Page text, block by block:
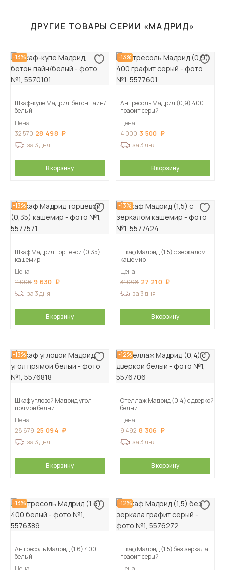
ДРУГИЕ ТОВАРЫ СЕРИИ «МАДРИД»
-13%
Шкаф-купе Мадрид, бетон пайн/
белый
Цена
32 570 28 498
за 3 дня
В корзину
-13%
Антресоль Мадрид (0,9) 400
графит серый
Цена
4 000 3 500
за 3 дня
В корзину
-13%
Шкаф Мадрид торцевой (0,35)
кашемир
Цена
11 006 9 630
за 3 дня
В корзину
-13%
Шкаф Мадрид (1,5) с зеркалом
кашемир
Цена
31 098 27 210
за 3 дня
В корзину
-13%
Шкаф угловой Мадрид угол
прямой белый
Цена
28 679 25 094
за 3 дня
В корзину
-12%
Стеллаж Мадрид (0,4) с дверкой
белый
Цена
9 492 8 306
за 3 дня
В корзину
-13%
Антресоль Мадрид (1,6) 400
белый
-12%
Шкаф Мадрид (1,5) без зеркала
графит серый